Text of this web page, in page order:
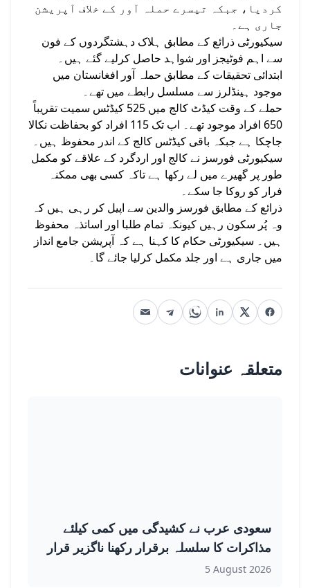
کردیا، جبکہ تیسرے حملہ آور کے خلاف آپریشن
جاری ہے۔
سیکیورٹی ذرائع کے مطابق ہلاک دہشتگردوں کے فون
سے اہم فوٹیجز اور شواہد حاصل کرلیے گئے ہیں۔
ابتدائی تحقیقات کے مطابق حملہ آور افغانستان میں
موجود ہینڈلرز سے مسلسل رابطے میں تھے۔
حملے کے وقت کیڈٹ کالج میں 525 کیڈٹس سمیت تقریباً
650 افراد موجود تھے۔ اب تک 115 افراد کو بحفاظت نکالا
جاچکا ہے جبکہ باقی کیڈٹس کالج کے اندر محفوظ ہیں۔
سیکیورٹی فورسز نے کالج اور اردگرد کے علاقے کو مکمل
طور پر گھیرے میں لے رکھا ہے تاکہ کسی بھی ممکنہ
فرار کو روکا جا سکے۔
ذرائع کے مطابق فورسز والدین سے اپیل کر رہی ہیں کہ
وہ پُر سکون رہیں کیونکہ تمام طلبا اور اساتذہ محفوظ
ہیں۔ سیکیورٹی حکام کا کہنا ہے کہ آپریشن جامع انداز
میں جاری ہے اور جلد مکمل کرلیا جائے گا۔
متعلقہ عنوانات
سعودی عرب نے کشیدگی میں کمی کیلئے
مذاکرات کا سلسلہ برقرار رکھنا ناگزیر قرار
دیدیا
5 August 2026